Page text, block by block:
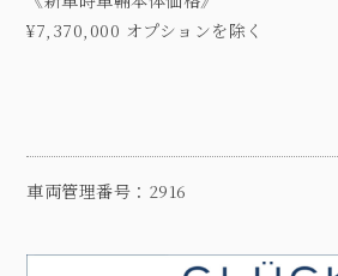
¥7,370,000 オプションを除く
車両管理番号：2916